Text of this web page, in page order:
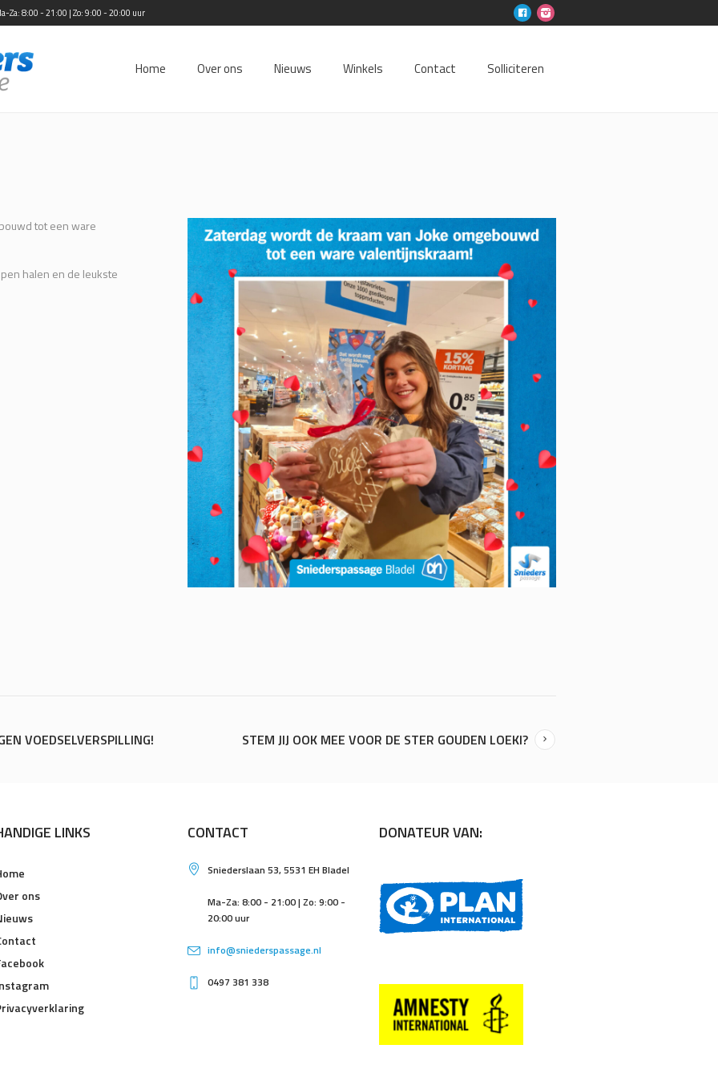
Za: 8:00 - 21:00 | Zo: 9:00 - 20:00 uur
Home Over ons Nieuws Winkels Contact Solliciteren
tot een ware
halen en de leukste
VOEDSELVERSPILLING! STEM JIJ OOK MEE VOOR DE STER GOUDEN LOEKI?
LINKS
ons
CONTACT
Sniederslaan 53, 5531 EH Bladel
Ma-Za: 8:00 - 21:00 | Zo: 9:00 -
20:00 uur
info@sniederspassage.nl
0497 381 338
DONATEUR VAN: